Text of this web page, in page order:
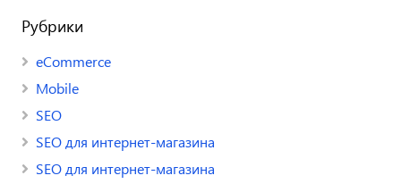
Рубрики
eCommerce
Mobile
SEO
SEO для интернет-магазина
SEO для интернет-магазина